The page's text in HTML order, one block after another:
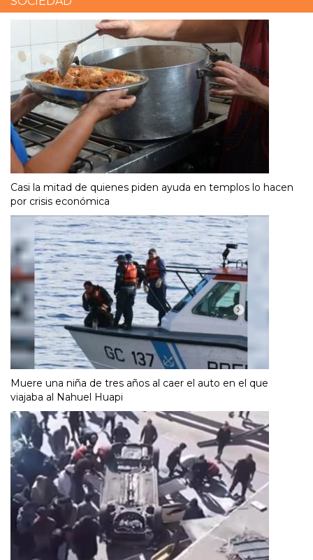
Casi la mitad de quienes piden ayuda en templos lo hacen
por crisis económica
Muere una niña de tres años al caer el auto en el que
viajaba al Nahuel Huapi